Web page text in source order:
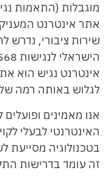
אתר אינטרנט המעניק
שירות ציבורי, נדרש
אינטרנט נגיש הוא
לגלוש באותה רמה של
אנו מאמינים ופועלים
האינטרנטי לבעלי
בטכנולוגיה
זה עומד בדרישות